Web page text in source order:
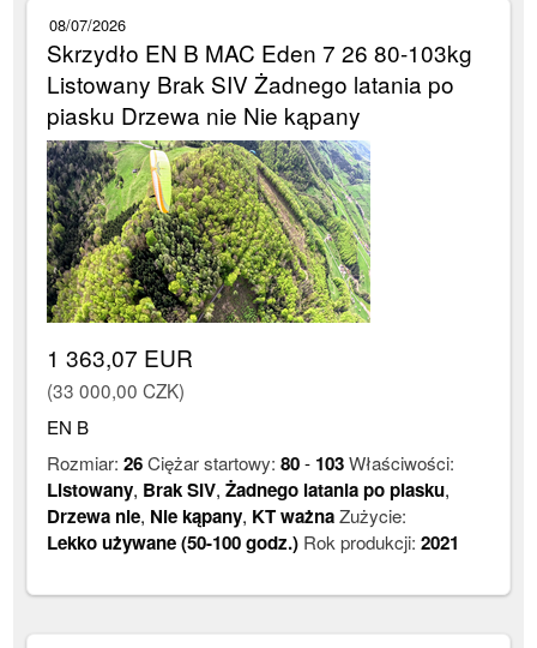
08/07/2026
Skrzydło EN B MAC Eden 7 26 80-103kg
Listowany Brak SIV Żadnego latania po
piasku Drzewa nie Nie kąpany
1 363,07 EUR
(33 000,00 CZK)
EN B
Rozmiar:26Ciężar startowy:80- 103Właściwości:
Listowany, Brak SIV,Żadnego latania po piasku,
Drzewa nie, Nie kąpany, KT ważnaZużycie:
Lekko używane (50-100 godz.) Rok produkcji:2021